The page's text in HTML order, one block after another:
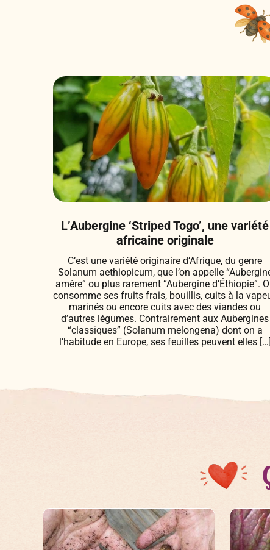
L’Aubergine ‘Striped Togo’, une variété
africaine originale
C’est une variété originaire d’Afrique, du genre
Solanum aethiopicum, que l’on appelle
amère” ou plus rarement “Aubergine d’Éthiopie”.
consomme ses fruits frais, bouillis, cuits à la
marinés ou encore cuits avec des viandes ou
d’autres légumes. Contrairement aux Aubergines
“classiques” (Solanum melongena) dont on a
l’habitude en Europe, ses feuilles peuvent elles […]